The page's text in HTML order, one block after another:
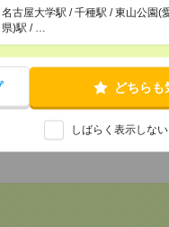
以上
名古屋大学駅 / 千種駅 / 東山公園(
県)駅 / …
どちらも
しばらく表示しない
18-1 サウスポット静岡 14F
052
県四日市市鵜の森1-3-23四日市